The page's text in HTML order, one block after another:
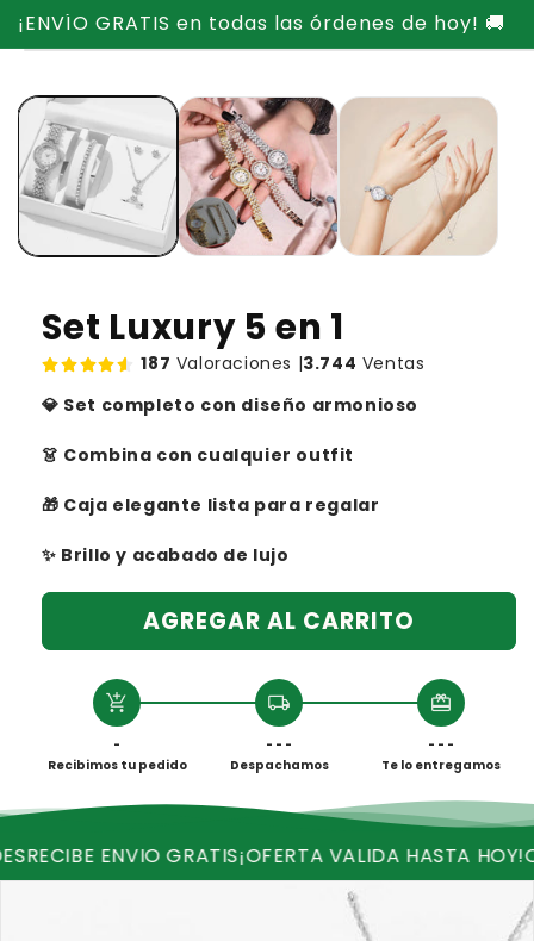
contenido
¡ENVÍO GRATIS en todas las órdenes de hoy! 🚚
producto
Set Luxury 5 en 1
187 Valoraciones |3.744 Ventas
💎 Set completo con diseño armonioso
👗 Combina con cualquier outfit
🎁 Caja elegante lista para regalar
✨ Brillo y acabado de lujo
AGREGAR AL CARRITO
add_shopping_cart
-
Recibimos tu pedido
local_shipping
- - -
Despachamos
redeem
- - -
Te lo entregamos
ENVIO GRATIS¡OFERTA VALIDA HASTA HOY!QUEDAN